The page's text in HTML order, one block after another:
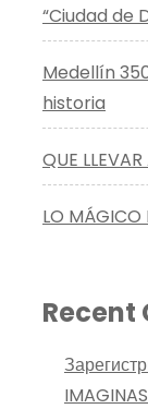
“Ciudad de
Medellín
historia
QUE
LO MÁGICO
Recent